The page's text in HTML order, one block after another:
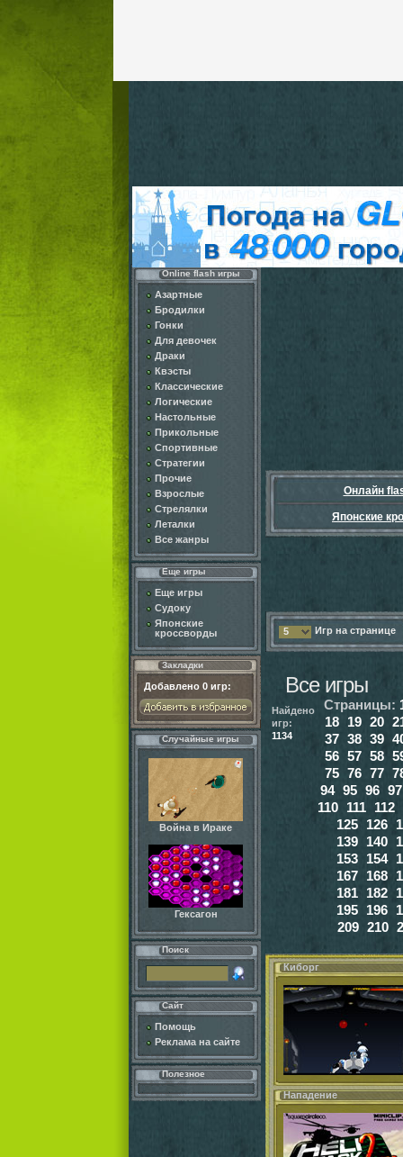
Online flash игры
Азартные
Бродилки
Гонки
Для девочек
Драки
Квэсты
Классические
Логические
Настольные
Прикольные
Спортивные
Стратегии
Прочие
Взрослые
Стрелялки
Леталки
Все жанры
Еще игры
Еще игры
Судоку
Японские
кроссворды
Закладки
Добавлено 0 игр:
Случайные игры
Война в Ираке
Гексагон
Поиск
Сайт
Помощь
Реклама на сайте
Полезное
Онлайн
Японские
5 Игр на странице
Все игры
Найдено
игр:
1134
Страницы:
18 19 20
37 38 39
56 57 58
75 76 77
94 95 96 97
110 111 112
125 126
139 140
153 154
167 168
181 182
195 196
209 210
Киборг
Нападение